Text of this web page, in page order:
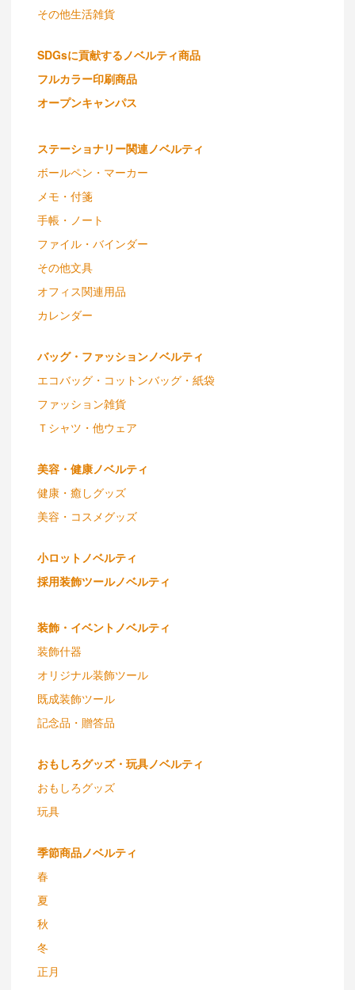
その他生活雑貨
SDGsに貢献するノベルティ商品
フルカラー印刷商品
オープンキャンパス
ステーショナリー関連ノベルティ
ボールペン・マーカー
メモ・付箋
手帳・ノート
ファイル・バインダー
その他文具
オフィス関連用品
カレンダー
バッグ・ファッションノベルティ
エコバッグ・コットンバッグ・紙袋
ファッション雑貨
Ｔシャツ・他ウェア
美容・健康ノベルティ
健康・癒しグッズ
美容・コスメグッズ
小ロットノベルティ
採用装飾ツールノベルティ
装飾・イベントノベルティ
装飾什器
オリジナル装飾ツール
既成装飾ツール
記念品・贈答品
おもしろグッズ・玩具ノベルティ
おもしろグッズ
玩具
季節商品ノベルティ
春
夏
秋
冬
正月